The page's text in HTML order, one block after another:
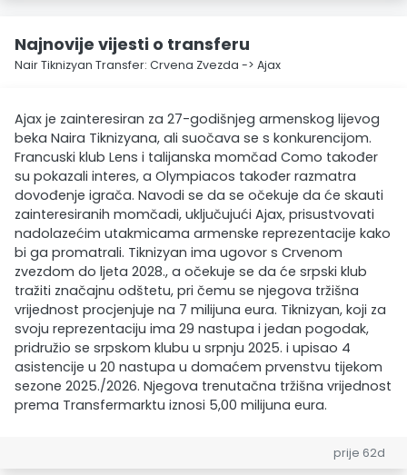
Najnovije vijesti o transferu
Nair Tiknizyan Transfer: Crvena Zvezda -> Ajax
Ajax je zainteresiran za 27-godišnjeg armenskog lijevog
beka Naira Tiknizyana, ali suočava se s konkurencijom.
Francuski klub Lens i talijanska momčad Como također
su pokazali interes, a Olympiacos također razmatra
dovođenje igrača. Navodi se da se očekuje da će skauti
zainteresiranih momčadi, uključujući Ajax, prisustvovati
nadolazećim utakmicama armenske reprezentacije kako
bi ga promatrali. Tiknizyan ima ugovor s Crvenom
zvezdom do ljeta 2028., a očekuje se da će srpski klub
tražiti značajnu odštetu, pri čemu se njegova tržišna
vrijednost procjenjuje na 7 milijuna eura. Tiknizyan, koji za
svoju reprezentaciju ima 29 nastupa i jedan pogodak,
pridružio se srpskom klubu u srpnju 2025. i upisao 4
asistencije u 20 nastupa u domaćem prvenstvu tijekom
sezone 2025./2026. Njegova trenutačna tržišna vrijednost
prema Transfermarktu iznosi 5,00 milijuna eura.
prije 62d